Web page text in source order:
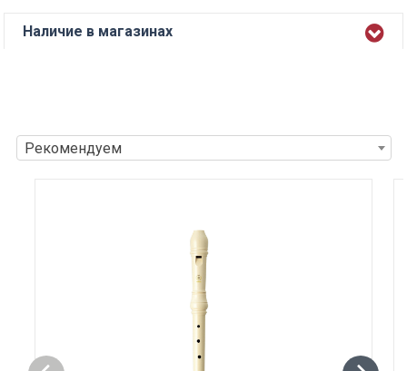
Наличие в магазинах
Рекомендуем